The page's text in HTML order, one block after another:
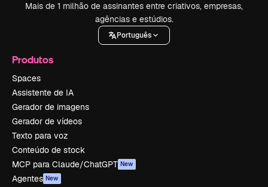
Mais de 1 milhão de assinantes entre criativos, empresas,
agências e estúdios.
Português
Produtos
Spaces
Assistente de IA
Gerador de imagens
Gerador de vídeos
Texto para voz
Conteúdo de stock
MCP para Claude/ChatGPT New
Agentes New